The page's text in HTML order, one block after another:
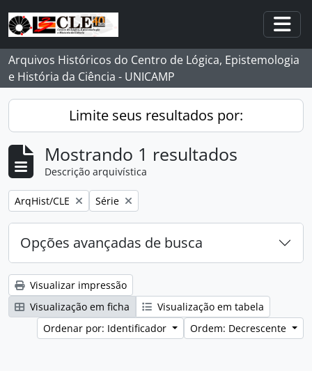
Skip to main content
Arquivos Históricos do Centro de Lógica, Epistemologia
e História da Ciência - UNICAMP
Limite seus resultados por:
Mostrando 1 resultados
Descrição arquivística
Remover filtro:
ArqHist/CLE Remover filtro:
Série
Opções avançadas de busca
Visualizar impressão
Visualização em ficha
Visualização em tabela
Ordenar por: Identificador
Ordem: Decrescente